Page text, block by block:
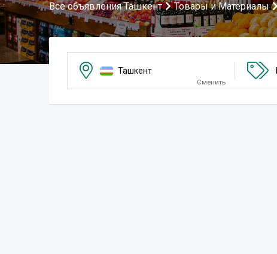
Все объявления Ташкент Товары и Материалы
Ташкент
Сменить